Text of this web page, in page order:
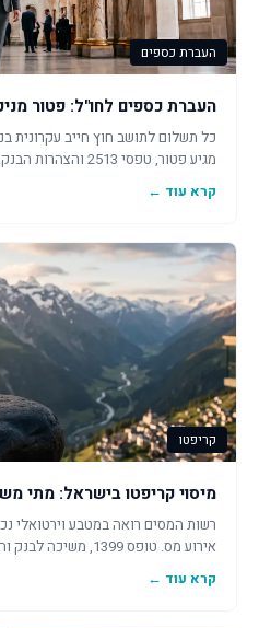
העברת כספים
העברת כספים לחו"ל: פטור
מגיע פטור, טפסי 2513 והצהרות הבנק.
קרא עוד ←
קריפטו
מיסוי קריפטו בישראל: מתי
רשות המסים רואה במטבע וירטואלי
אירוע מס. טופס 1399, משיכה לבנק וחשיפות עבר.
קרא עוד ←